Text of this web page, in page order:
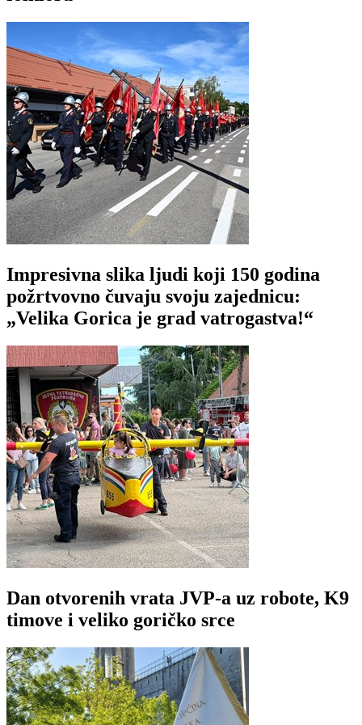
Impresivna slika ljudi koji 150 godina
požrtvovno čuvaju svoju zajednicu:
„Velika Gorica je grad vatrogastva!“
Dan otvorenih vrata JVP-a uz robote, K9
timove i veliko goričko srce